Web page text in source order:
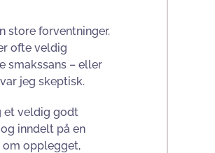
store forventninger.
ofte veldig
smakssans – eller
jeg skeptisk.
et veldig godt
inndelt på en
om opplegget,